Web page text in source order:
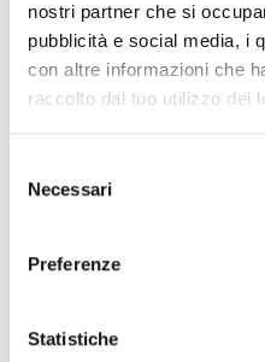
nostri partner che si
pubblicità e social media, i
con altre informazioni che
raccolto dal tuo utilizzo dei
delNecessari
Preferenze
Statistiche
Accessories EB00 Bases
Accessories for